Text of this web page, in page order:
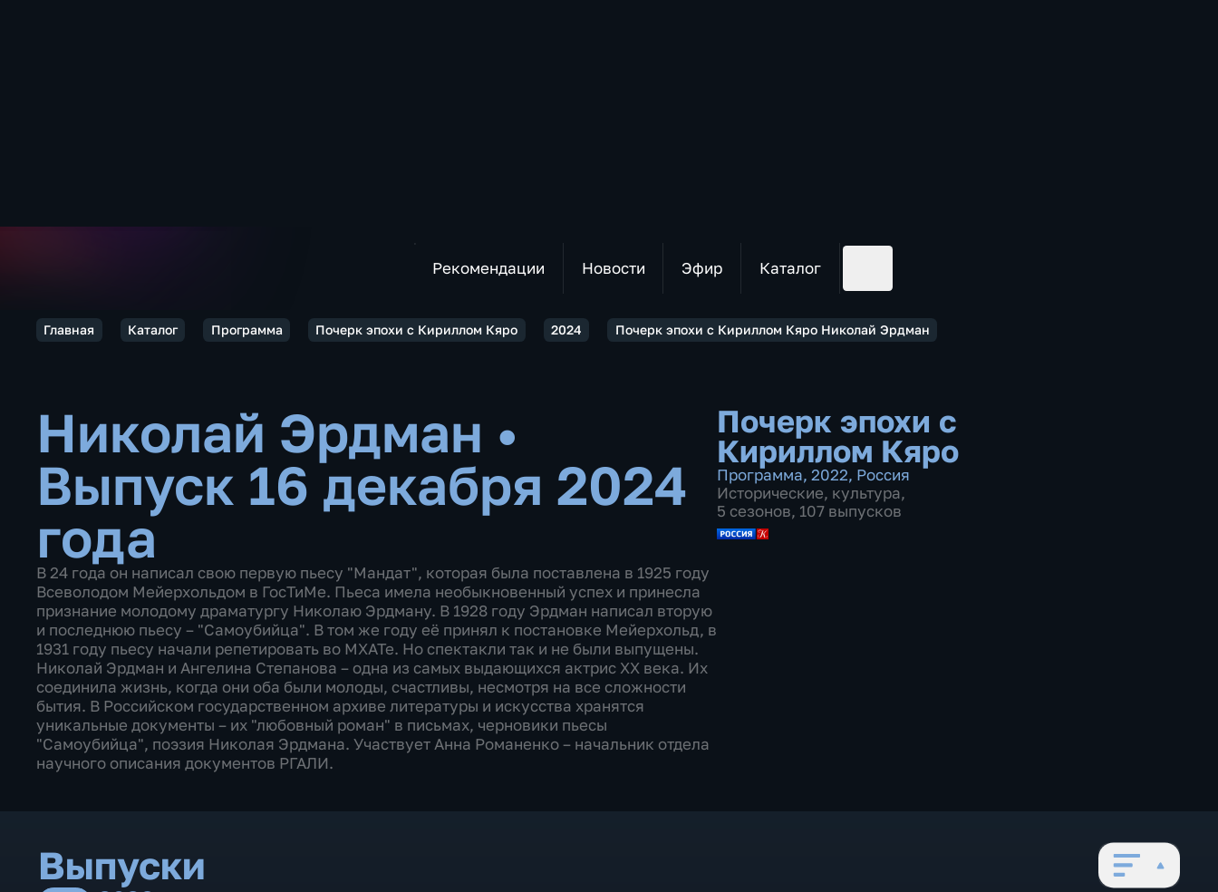
Рекомендации Новости Эфир Каталог
Главная Каталог Программа Почерк эпохи с Кириллом Кяро 2024 Почерк эпохи с Кириллом Кяро Николай Эрдман
Николай Эрдман •
Выпуск 16 декабря 2024
года
В 24 года он написал свою первую пьесу "Мандат", которая была поставлена в 1925 году
Всеволодом Мейерхольдом в ГосТиМе. Пьеса имела необыкновенный успех и принесла
признание молодому драматургу Николаю Эрдману. В 1928 году Эрдман написал вторую
и последнюю пьесу – "Самоубийца". В том же году её принял к постановке Мейерхольд, в
1931 году пьесу начали репетировать во МХАТе. Но спектакли так и не были выпущены.
Николай Эрдман и Ангелина Степанова – одна из самых выдающихся актрис ХХ века. Их
соединила жизнь, когда они оба были молоды, счастливы, несмотря на все сложности
бытия. В Российском государственном архиве литературы и искусства хранятся
уникальные документы – их "любовный роман" в письмах, черновики пьесы
"Самоубийца", поэзия Николая Эрдмана. Участвует Анна Романенко – начальник отдела
научного описания документов РГАЛИ.
Почерк эпохи с
Кириллом Кяро
Программа, 2022, Россия
Исторические, культура,
5 сезонов, 107 выпусков
Выпуски